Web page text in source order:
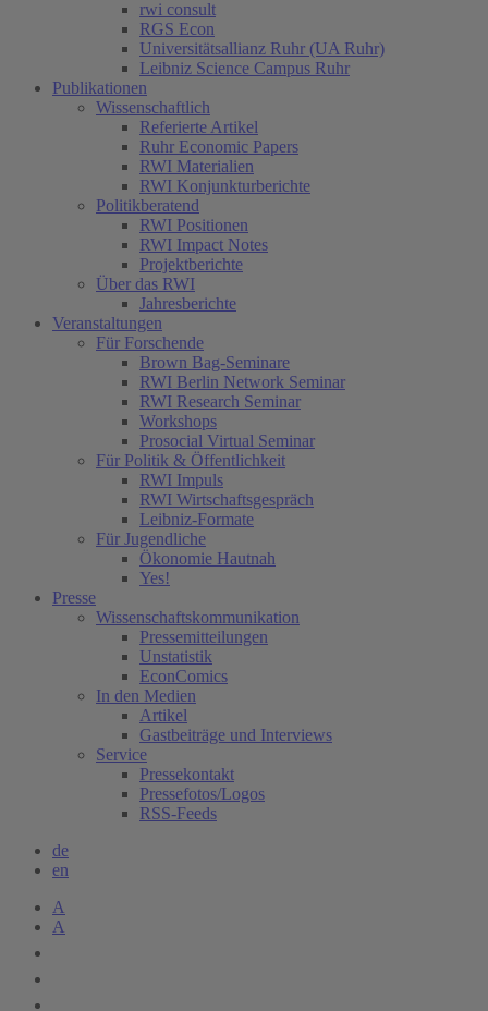
rwi consult
RGS Econ
Universitätsallianz Ruhr (UA Ruhr)
Leibniz Science Campus Ruhr
Publikationen
Wissenschaftlich
Referierte Artikel
Ruhr Economic Papers
RWI Materialien
RWI Konjunkturberichte
Politikberatend
RWI Positionen
RWI Impact Notes
Projektberichte
Über das RWI
Jahresberichte
Veranstaltungen
Für Forschende
Brown Bag-Seminare
RWI Berlin Network Seminar
RWI Research Seminar
Workshops
Prosocial Virtual Seminar
Für Politik & Öffentlichkeit
RWI Impuls
RWI Wirtschaftsgespräch
Leibniz-Formate
Für Jugendliche
Ökonomie Hautnah
Yes!
Presse
Wissenschaftskommunikation
Pressemitteilungen
Unstatistik
EconComics
In den Medien
Artikel
Gastbeiträge und Interviews
Service
Pressekontakt
Pressefotos/Logos
RSS-Feeds
de
en
A
A